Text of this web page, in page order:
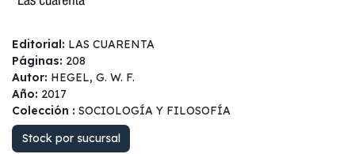
Editorial: LAS CUARENTA
Páginas: 208
Autor: HEGEL, G. W. F.
Año: 2017
Colección : SOCIOLOGÍA Y FILOSOFÍA
Stock por sucursal